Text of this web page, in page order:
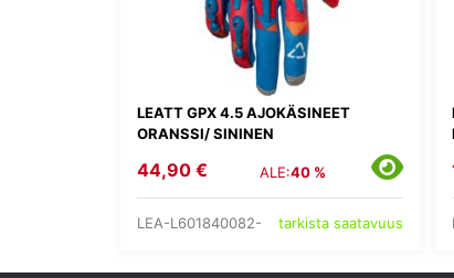
LEATT GPX 4.5 AJOKÄSINEET
ORANSSI/ SININEN
44,90 € ALE:40 %
LEA-L601840082- tarkista saatavuus